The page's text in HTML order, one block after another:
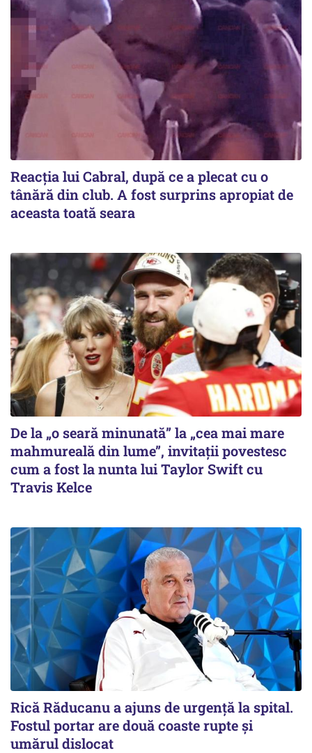
Reacția lui Cabral, după ce a plecat cu o
tânără din club. A fost surprins apropiat de
aceasta toată seara
De la „o seară minunată” la „cea mai mare
mahmureală din lume”, invitații povestesc
cum a fost la nunta lui Taylor Swift cu
Travis Kelce
Rică Răducanu a ajuns de urgență la spital.
Fostul portar are două coaste rupte și
umărul dislocat